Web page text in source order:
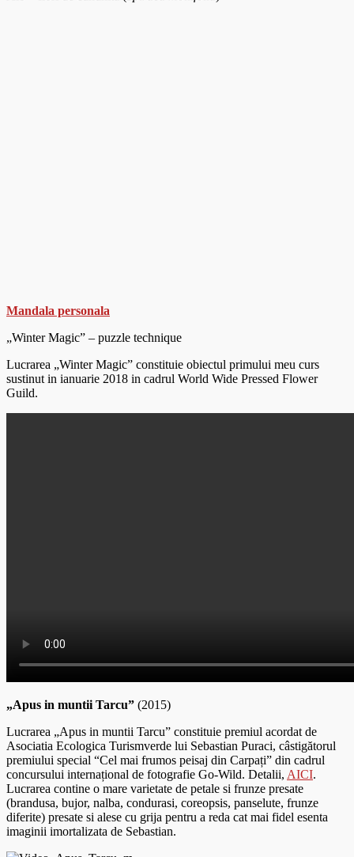
Mandala personala
„Winter Magic” – puzzle technique
Lucrarea „Winter Magic” constituie obiectul primului meu curs
sustinut in ianuarie 2018 in cadrul World Wide Pressed Flower
Guild.
„Apus in muntii Tarcu” (2015)
Lucrarea „Apus in muntii Tarcu” constituie premiul acordat de
Asociatia Ecologica Turismverde lui Sebastian Puraci, câstigătorul
premiului special “Cel mai frumos peisaj din Carpați” din cadrul
concursului internațional de fotografie Go-Wild. Detalii, AICI.
Lucrarea contine o mare varietate de petale si frunze presate
(brandusa, bujor, nalba, condurasi, coreopsis, panselute, frunze
diferite) presate si alese cu grija pentru a reda cat mai fidel esenta
imaginii imortalizata de Sebastian.